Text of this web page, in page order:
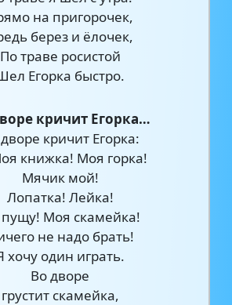
на пригорочек,
берез и ёлочек,
По траве росистой
Егорка быстро.
кричит Егорка…
кричит Егорка:
книжка! Моя горка!
Мячик мой!
Лопатка! Лейка!
Моя скамейка!
не надо брать!
хочу один играть.
Во дворе
грустит скамейка,